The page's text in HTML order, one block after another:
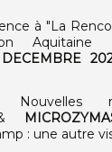
à "La
Aquitaine
Nouvelles
&
: une autre